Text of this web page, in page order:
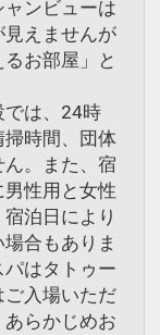
ンビューは
見えませんが
お部屋」と
では、24時
掃時間、団体
。また、宿
性用と女性
泊日により
合もありま
はタトゥー
入場いただ
らかじめお